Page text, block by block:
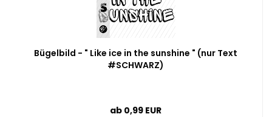
Bügelbild - " Like ice in the sunshine " (nur Text
#SCHWARZ)
ab 0,99 EUR